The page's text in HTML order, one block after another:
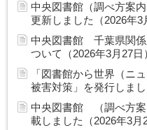
中央図書館（調べ方案
更新しました（2026年3
中央図書館 千葉県関係
ついて（2026年3月27日
「図書館から世界（ニ
被害対策」を発行しまし
中央図書館 （調べ方案
載しました（2026年3月